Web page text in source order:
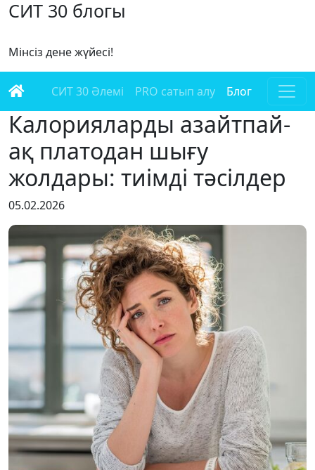
СИТ 30 блогы
Мінсіз дене жүйесі!
СИТ 30 Әлемі PRO сатып алу Блог
Калорияларды азайтпай-
ақ платодан шығу
жолдары: тиімді тәсілдер
05.02.2026